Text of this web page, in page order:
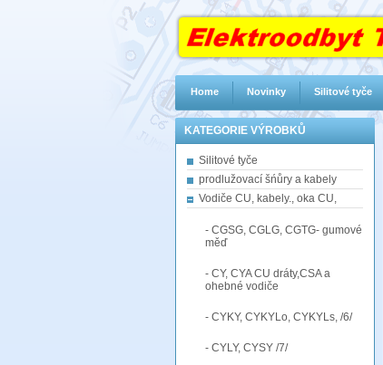
KATEGORIE VÝROBKŮ
Silitové tyče
prodlužovací šńůry a kabely
Vodiče CU, kabely., oka CU,
- CGSG, CGLG, CGTG- gumové
měď
- CY, CYA CU dráty,CSA a
ohebné vodiče
- CYKY, CYKYLo, CYKYLs, /6/
- CYLY, CYSY /7/
Home Novinky Silitové tyče